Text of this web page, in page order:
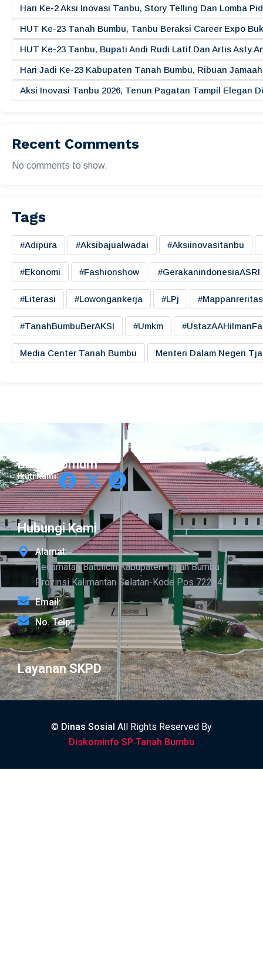
Hari Ke-2 Aksi Inovasi Tanbu, Story Telling Dan Lomba
HUT Ke-23 Tanah Bumbu, Tanbu Beraksi Career Expo
HUT Ke-23 Tanbu, Bupati Andi Rudi Latif Dan Artis Asty
Hari Jadi Ke-23 Kabupaten Tanah Bumbu, Ribuan
Aksi Inovasi Tanbu 2026, Tenun Pagatan Tampil Elegan
Recent Comments
No comments to show.
Tags
#adipura #aksibajualwadai #aksiinovasitanbu
#ekonomi #fashionshow #gerakanindonesiaASRI
#literasi #lowongankerja #LPj
#TanahBumbuBerAKSI #umkm
Media Center Tanah Bumbu Menteri Dalam Negeri
Bagian Umum
Ikuti Kami:
Hubungi Kami
Alamat:
Kecamatan Batulicin Kabupaten Tanah Bumbu
Provinsi Kalimantan Selatan-Kode Pos 72214
Email:
No. Telp:
Layanan SKPD
© Dinas Sosial All Rights Reserved By
Diskominfo SP Tanah Bumbu